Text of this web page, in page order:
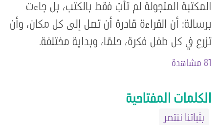
المكتبة المتجولة لم تأتِ فقط بالكتب، بل جاءت
برسالة: أن القراءة قادرة أن تصل إلى كل مكان، وأن
تزرع في كل طفل فكرة، حلمًا، وبداية مختلفة.
81 مشاهدة
الكلمات المفتاحية
بثباتنا ننتصر